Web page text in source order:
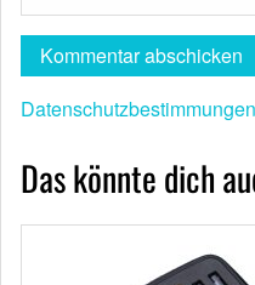
Datenschutzbestimmungen
Das könnte dich